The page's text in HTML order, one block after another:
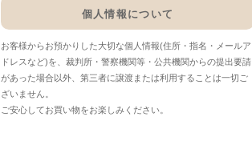
個人情報について
お客様からお預かりした大切な個人情報(住所・指名・メールア
ドレスなど)を、裁判所・警察機関等・公共機関からの提出要請
があった場合以外、第三者に譲渡または利用することは一切ご
ざいません。
ご安心してお買い物をお楽しみください。